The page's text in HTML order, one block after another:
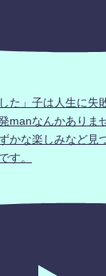
た」子は人生に失
manなんかありま
かな楽しみなど見
す。